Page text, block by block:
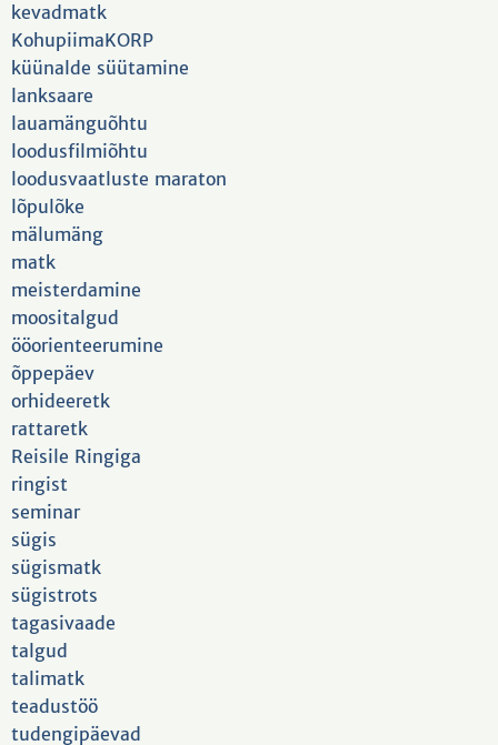
kevadmatk
KohupiimaKORP
küünalde süütamine
lanksaare
lauamänguõhtu
loodusfilmiõhtu
loodusvaatluste maraton
lõpulõke
mälumäng
matk
meisterdamine
moositalgud
ööorienteerumine
õppepäev
orhideeretk
rattaretk
Reisile Ringiga
ringist
seminar
sügis
sügismatk
sügistrots
tagasivaade
talgud
talimatk
teadustöö
tudengipäevad